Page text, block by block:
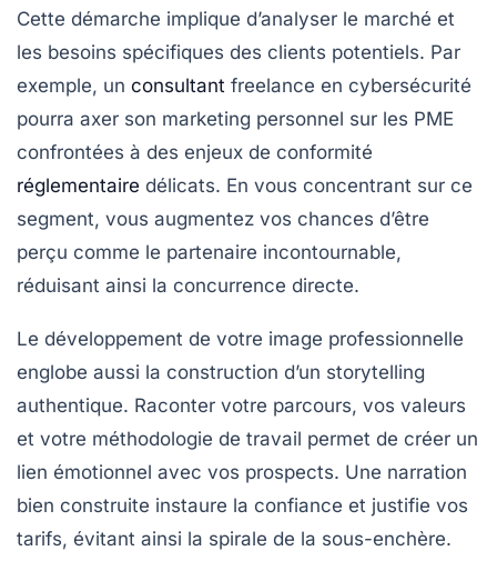
Cette démarche implique d’analyser le marché et
les besoins spécifiques des clients potentiels. Par
exemple, un consultant freelance en cybersécurité
pourra axer son marketing personnel sur les PME
confrontées à des enjeux de conformité
réglementaire délicats. En vous concentrant sur ce
segment, vous augmentez vos chances d’être
perçu comme le partenaire incontournable,
réduisant ainsi la concurrence directe.
Le développement de votre image professionnelle
englobe aussi la construction d’un storytelling
authentique. Raconter votre parcours, vos valeurs
et votre méthodologie de travail permet de créer un
lien émotionnel avec vos prospects. Une narration
bien construite instaure la confiance et justifie vos
tarifs, évitant ainsi la spirale de la sous-enchère.